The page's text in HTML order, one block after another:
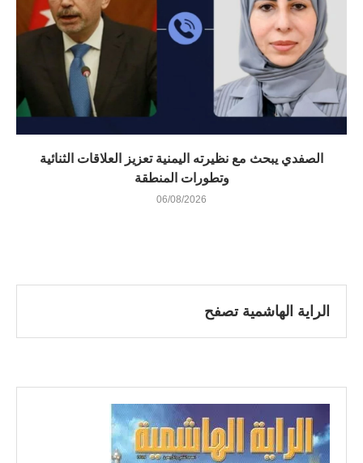
الصفدي يبحث مع نظيرته اليمنية تعزيز العلاقات الثنائية
وتطورات المنطقة
06/08/2026
الراية الهاشمية تصفح